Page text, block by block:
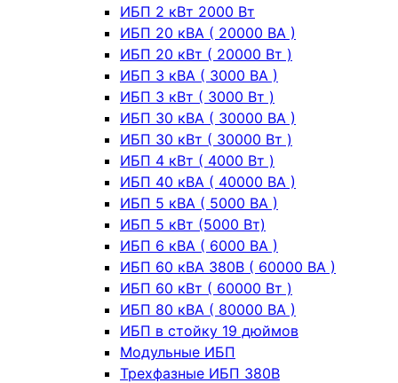
ИБП 2 кВт 2000 Вт
ИБП 20 кВА ( 20000 ВА )
ИБП 20 кВт ( 20000 Вт )
ИБП 3 кВА ( 3000 ВА )
ИБП 3 кВт ( 3000 Вт )
ИБП 30 кВА ( 30000 ВА )
ИБП 30 кВт ( 30000 Вт )
ИБП 4 кВт ( 4000 Вт )
ИБП 40 кВА ( 40000 ВА )
ИБП 5 кВА ( 5000 ВА )
ИБП 5 кВт (5000 Вт)
ИБП 6 кВА ( 6000 ВА )
ИБП 60 кВА 380В ( 60000 ВА )
ИБП 60 кВт ( 60000 Вт )
ИБП 80 кВА ( 80000 ВА )
ИБП в стойку 19 дюймов
Модульные ИБП
Трехфазные ИБП 380В